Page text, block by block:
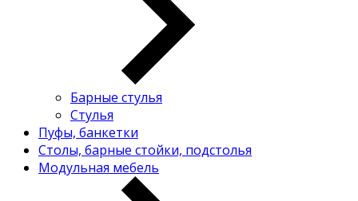
Барные стулья
Стулья
Пуфы, банкетки
Столы, барные стойки, подстолья
Модульная мебель